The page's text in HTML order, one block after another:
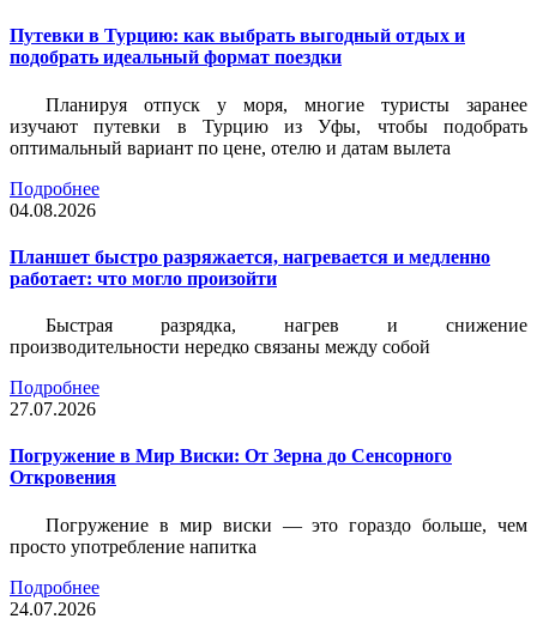
Путевки в Турцию: как выбрать выгодный отдых и
подобрать идеальный формат поездки
Планируя отпуск у моря, многие туристы заранее
изучают путевки в Турцию из Уфы, чтобы подобрать
оптимальный вариант по цене, отелю и датам вылета
Подробнее
04.08.2026
Планшет быстро разряжается, нагревается и медленно
работает: что могло произойти
Быстрая разрядка, нагрев и снижение
производительности нередко связаны между собой
Подробнее
27.07.2026
Погружение в Мир Виски: От Зерна до Сенсорного
Откровения
Погружение в мир виски — это гораздо больше, чем
просто употребление напитка
Подробнее
24.07.2026